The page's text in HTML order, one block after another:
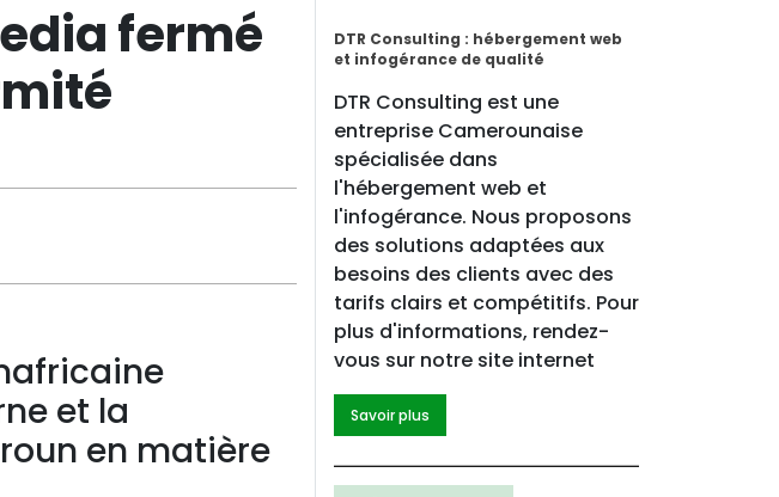
fermé
et la
en matière
DTR Consulting : hébergement web
et infogérance de qualité
DTR Consulting est une
entreprise Camerounaise
spécialisée dans
l'hébergement web et
l'infogérance. Nous proposons
des solutions adaptées aux
besoins des clients avec des
tarifs clairs et compétitifs. Pour
plus d'informations, rendez-
vous sur notre site internet
Savoir plus